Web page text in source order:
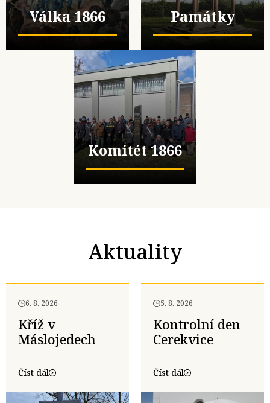
Válka 1866 Památky
Komitét 1866
Aktuality
6. 8. 2026
Kříž v
Máslojedech
Číst dál
5. 8. 2026
Kontrolní den
Cerekvice
Číst dál